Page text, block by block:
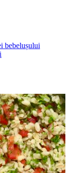
bebelușului